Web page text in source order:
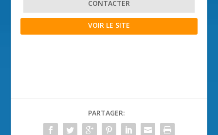
CONTACTER
VOIR LE SITE
PARTAGER: